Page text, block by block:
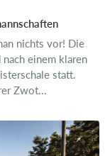
nichts vor! Die
einem klaren
statt.
Zwot...